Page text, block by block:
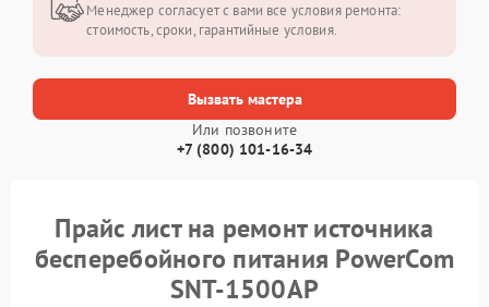
Вызвать мастера
Или позвоните
+7 (800) 101-16-34
Менеджер согласует с вами все условия ремонта:
стоимость, сроки, гарантийные условия.
Прайс лист на ремонт источника
бесперебойного питания PowerCom
SNT-1500AP